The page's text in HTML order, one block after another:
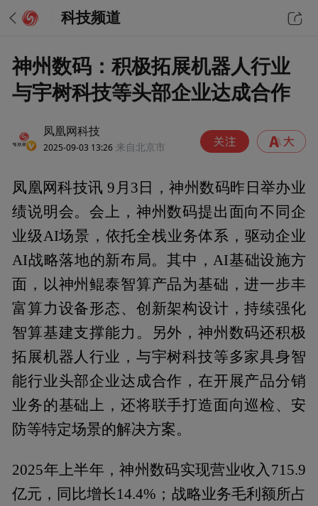
科技频道
神州数码：积极拓展机器人行业
与宇树科技等头部企业达成合作
凤凰网科技
2025-09-03 13:26 来自北京市
凤凰网科技讯 9月3日，神州数码昨日举办业
绩说明会。会上，神州数码提出面向不同企
业级AI场景，依托全栈业务体系，驱动企业
AI战略落地的新布局。其中，AI基础设施方
面，以神州鲲泰智算产品为基础，进一步丰
富算力设备形态、创新架构设计，持续强化
智算基建支撑能力。另外，神州数码还积极
拓展机器人行业，与宇树科技等多家具身智
能行业头部企业达成合作，在开展产品分销
业务的基础上，还将联手打造面向巡检、安
防等特定场景的解决方案。
2025年上半年，神州数码实现营业收入715.9
亿元，同比增长14.4%；战略业务毛利额所占